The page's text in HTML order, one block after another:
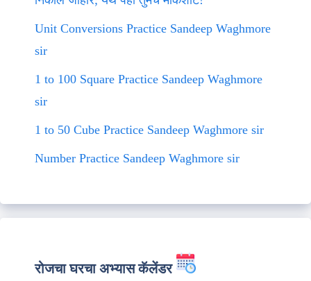
Unit Conversions Practice Sandeep Waghmore
sir
1 to 100 Square Practice Sandeep Waghmore
sir
1 to 50 Cube Practice Sandeep Waghmore sir
Number Practice Sandeep Waghmore sir
रोजचा घरचा अभ्यास कॅलेंडर